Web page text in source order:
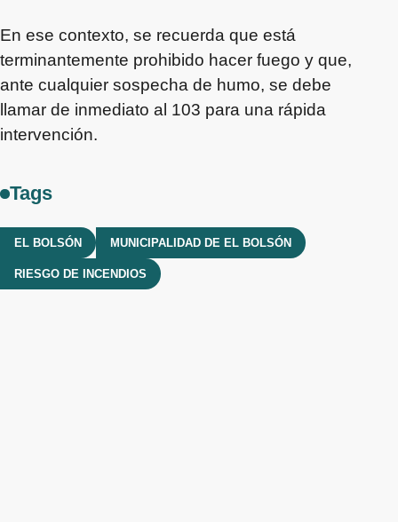
En ese contexto, se recuerda que está
terminantemente prohibido hacer fuego y que,
ante cualquier sospecha de humo, se debe
llamar de inmediato al 103 para una rápida
intervención.
Tags
EL BOLSÓN MUNICIPALIDAD DE EL BOLSÓN
RIESGO DE INCENDIOS